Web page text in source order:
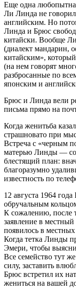
Еще одна
Ли Линда не
английским. Но
Линда и Брюс
китайски. Вообще
(диалект мандарин,
китайским»,
(на нем говорят
разбросанные по
японским и
Брюс и Линда вели
письма прямо на
Когда женитьба
страшновато при
Встреча с «черным
матерью Линды —
блестящий план:
благоразумно
известность по
12 августа 1964
обручальным
К сожалению, после
заявление в
появилось в местных
Когда тетка Линды
Эмери, чтобы
Все семейство тут
силу, заставить
Брюс встретил их
жениться на вашей